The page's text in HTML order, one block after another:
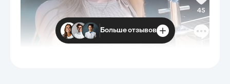
Больше отзывов